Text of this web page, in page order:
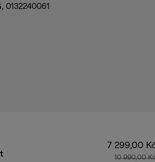
7 299,00
10 990,00